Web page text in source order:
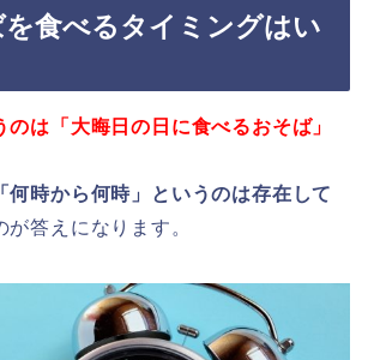
食べるタイミングはい
は「大晦日の日に食べるおそば」
「何時から何時」というのは存在して
が答えになります。